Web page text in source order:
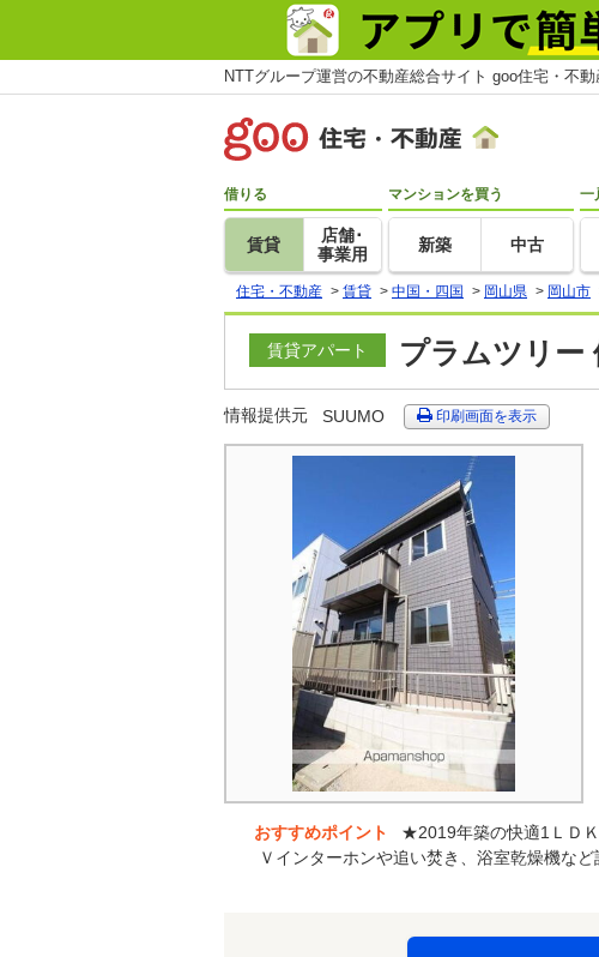
NTTグループ運営の不動産総合サイト goo住宅・不動
借りる
賃貸
店舗･
事業用
マンションを買う
新築 中古
一
住宅・不動産 > 賃貸 > 中国・四国 > 岡山県 > 岡山市
賃貸アパート プラムツリー
情報提供元 SUUMO 印刷画面を表示
おすすめポイント
★2019年築の快適1ＬＤ
Ｖインターホンや追い焚き、浴室乾燥機な